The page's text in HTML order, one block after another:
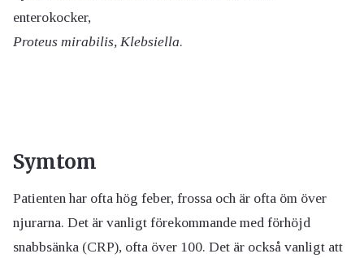
enterokocker,
Proteus mirabilis, Klebsiella.
Symtom
Patienten har ofta hög feber, frossa och är ofta öm över
njurarna. Det är vanligt förekommande med förhöjd
snabbsänka (CRP), ofta över 100. Det är också vanligt att